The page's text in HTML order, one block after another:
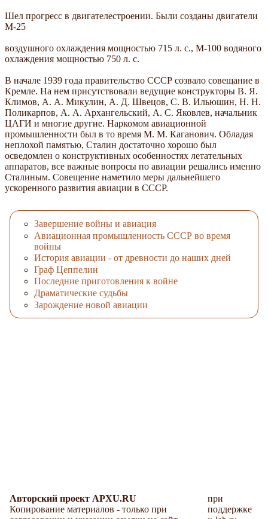
Шел прогресс в двигателестроении. Были созданы двигатели
М-25
воздушного охлаждения мощностью 715 л. с., М-100 водяного
охлаждения мощностью 750 л. с.
В начале 1939 года правительство СССР созвало совещание в
Кремле. На нем присутствовали ведущие конструкторы В. Я.
Климов, А. А. Микулин, А. Д. Швецов, С. В. Ильюшин, Н. Н.
Поликарпов, А. А. Архангельский, А. С. Яковлев, начальник
ЦАГИ и многие другие. Наркомом авиационной
промышленности был в то время М. М. Каганович. Обладая
неплохой памятью, Сталин достаточно хорошо был
осведомлен о конструктивных особенностях летательных
аппаратов, все важные вопросы по авиации решались именно
Сталиным. Совещение наметило меры дальнейшего
ускоренного развития авиации в СССР.
Завершение войны и авиация
Авиационная промышленность СССР во время
войны
История авиации - от древности до наших дней
Граф Цеппелин
Последние приготовления к войне
Драматические судьбы
Зарождение новой авиации
Авторский проект APXU.RU
Копирование материалов - только при
при
поддержке